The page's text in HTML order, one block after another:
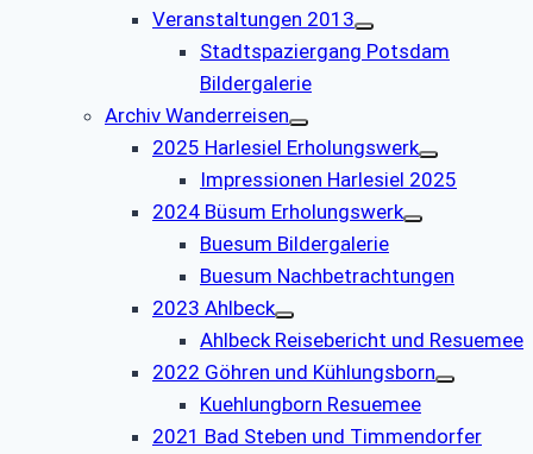
Veranstaltungen 2013
Stadtspaziergang Potsdam
Bildergalerie
Archiv Wanderreisen
2025 Harlesiel Erholungswerk
Impressionen Harlesiel 2025
2024 Büsum Erholungswerk
Buesum Bildergalerie
Buesum Nachbetrachtungen
2023 Ahlbeck
Ahlbeck Reisebericht und Resuemee
2022 Göhren und Kühlungsborn
Kuehlungborn Resuemee
2021 Bad Steben und Timmendorfer